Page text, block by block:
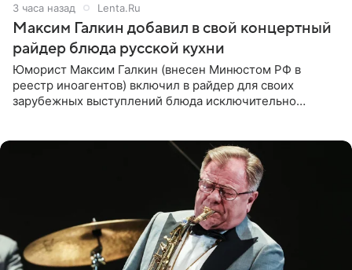
3 часа назад Lenta.Ru
Максим Галкин добавил в свой концертный
райдер блюда русской кухни
Юморист Максим Галкин (внесен Минюстом РФ в
реестр иноагентов) включил в райдер для своих
зарубежных выступлений блюда исключительно